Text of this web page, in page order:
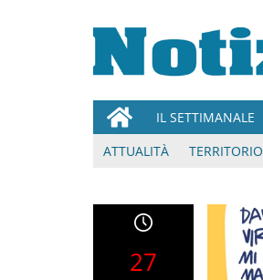
IL SETTIMANALE
ATTUALITÀ
TERRITORIO
27